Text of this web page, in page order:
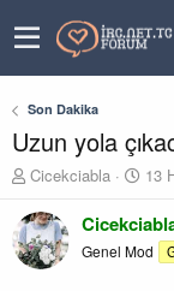
Son Dakika
Uzun yola
K
n
u
y
Cicekciabla
B
ş
l
a
13
Genel Mod